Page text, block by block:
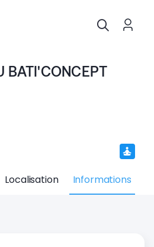
BATI'CONCEPT
Localisation Informations